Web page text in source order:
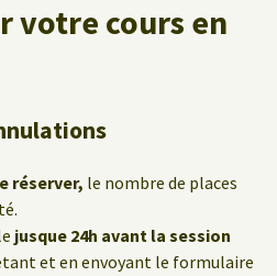
votre cours en
réserver, le nombre de places
jusque 24h avant la session
et en envoyant le formulaire